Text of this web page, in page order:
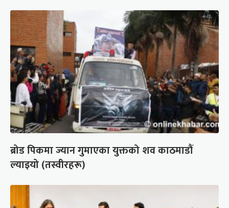
ब्रोड पिकमा ज्यान गुमाएका युक्तको शव काठमाडौं
ल्याइयो (तस्वीरहरू)